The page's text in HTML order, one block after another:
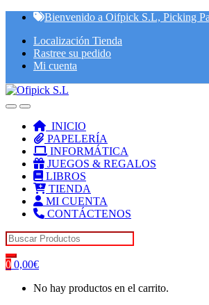
Skip
navigation
Skip
content
Bienvenido a Oifpick S.L, Picking
Localización Tienda
Rastree su pedido
Mi cuenta
INICIO
PAPELERÍA
INFORMÁTICA
JUEGOS & REGALOS
LIBROS
TIENDA
MI CUENTA
CONTÁCTENOS
Search for:
0 0,00€
No hay productos en el carrito.